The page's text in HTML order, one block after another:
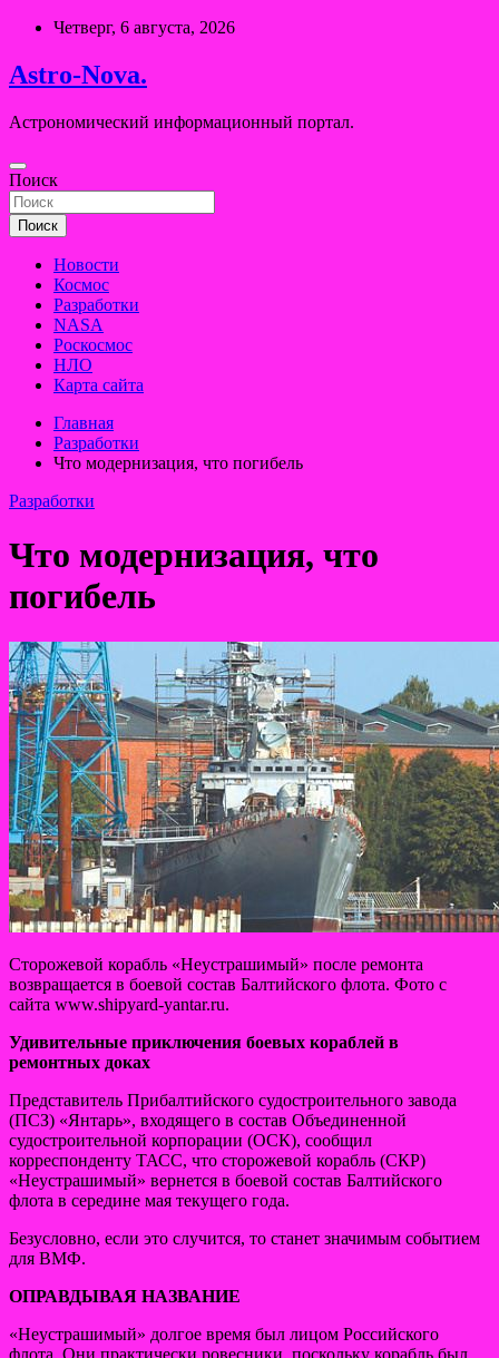
Перейти
содержимому
Четверг, 6 августа, 2026
Astro-Nova.
Астрономический информационный портал.
Поиск
Поиск
Новости
Космос
Разработки
NASA
Роскосмос
НЛО
Карта сайта
Главная
Разработки
Что модернизация, что погибель
Разработки
Что модернизация, что
погибель
Сторожевой корабль «Неустрашимый» после ремонта
возвращается в боевой состав Балтийского флота. Фото с
сайта www.shipyard-yantar.ru.
Удивительные приключения боевых кораблей в
ремонтных доках
Представитель Прибалтийского судостроительного завода
(ПСЗ) «Янтарь», входящего в состав Объединенной
судостроительной корпорации (ОСК), сообщил
корреспонденту ТАСС, что сторожевой корабль (СКР)
«Неустрашимый» вернется в боевой состав Балтийского
флота в середине мая текущего года.
Безусловно, если это случится, то станет значимым событием
для ВМФ.
ОПРАВДЫВАЯ НАЗВАНИЕ
«Неустрашимый» долгое время был лицом Российского
флота. Они практически ровесники, поскольку корабль был